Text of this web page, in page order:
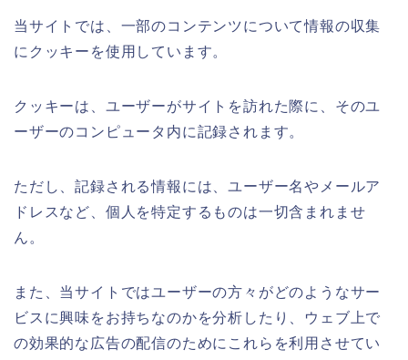
当サイトでは、一部のコンテンツについて情報の収集
にクッキーを使用しています。
クッキーは、ユーザーがサイトを訪れた際に、そのユ
ーザーのコンピュータ内に記録されます。
ただし、記録される情報には、ユーザー名やメールア
ドレスなど、個人を特定するものは一切含まれませ
ん。
また、当サイトではユーザーの方々がどのようなサー
ビスに興味をお持ちなのかを分析したり、ウェブ上で
の効果的な広告の配信のためにこれらを利用させてい